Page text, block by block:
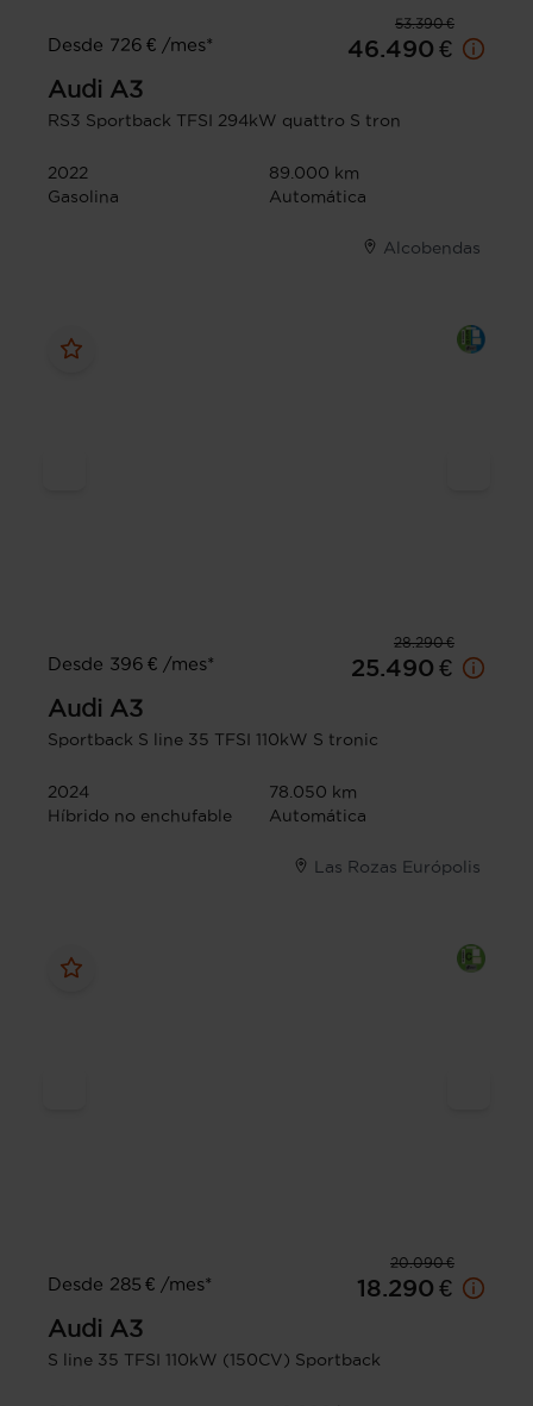
53.390 €
Desde 726 € /mes*
46.490 €
Audi A3
RS3 Sportback TFSI 294kW quattro S tron
2022
89.000 km
Gasolina
Automática
Alcobendas
28.290 €
Desde 396 € /mes*
25.490 €
Audi A3
Sportback S line 35 TFSI 110kW S tronic
2024
78.050 km
Híbrido no enchufable
Automática
Las Rozas Európolis
20.090 €
Desde 285 € /mes*
18.290 €
Audi A3
S line 35 TFSI 110kW (150CV) Sportback